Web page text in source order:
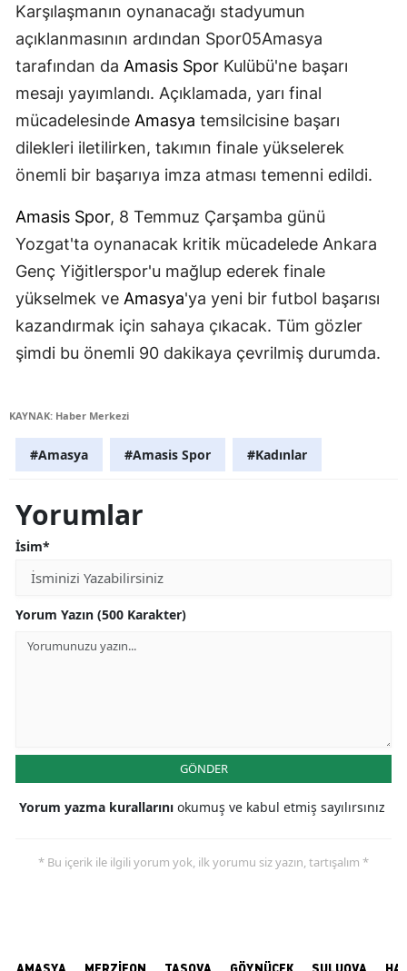
Karşılaşmanın oynanacağı stadyumun
açıklanmasının ardından Spor05Amasya
tarafından da Amasis Spor Kulübü'ne başarı
mesajı yayımlandı. Açıklamada, yarı final
mücadelesinde Amasya temsilcisine başarı
dilekleri iletilirken, takımın finale yükselerek
önemli bir başarıya imza atması temenni edildi.
Amasis Spor, 8 Temmuz Çarşamba günü
Yozgat'ta oynanacak kritik mücadelede Ankara
Genç Yiğitlerspor'u mağlup ederek finale
yükselmek ve Amasya'ya yeni bir futbol başarısı
kazandırmak için sahaya çıkacak. Tüm gözler
şimdi bu önemli 90 dakikaya çevrilmiş durumda.
KAYNAK: Haber Merkezi
#Amasya #Amasis Spor #Kadınlar
Yorumlar
İsim*
Yorum Yazın (500 Karakter)
GÖNDER
Yorum yazma kurallarını okumuş ve kabul etmiş sayılırsınız
* Bu içerik ile ilgili yorum yok, ilk yorumu siz yazın, tartışalım *